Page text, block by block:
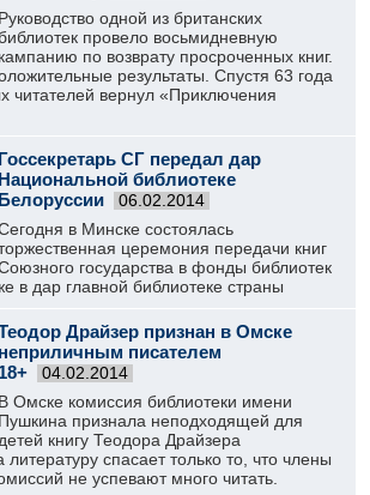
Руководство одной из британских
провело восьмидневную
кампанию по возврату просроченных книг.
результаты. Спустя 63 года
читателей вернул «Приключения
Госсекретарь СГ передал дар
Национальной библиотеке
Белоруссии
06.02.2014
в Минске состоялась
церемония передачи книг
государства в фонды библиотек
в дар главной библиотеке страны
Драйзер признан в Омске
неприличным писателем
18+
04.02.2014
В Омске комиссия библиотеки имени
Пушкина признала неподходящей для
детей книгу Теодора Драйзера
спасает только то, что члены
не успевают много читать.